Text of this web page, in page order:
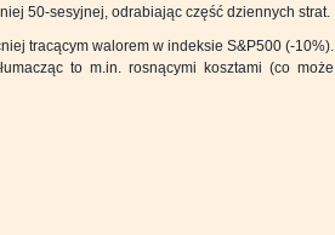
50-sesyjnej, odrabiając część dziennych strat.
tracącym walorem w indeksie S&P500 (-10%).
to m.in. rosnącymi kosztami (co może